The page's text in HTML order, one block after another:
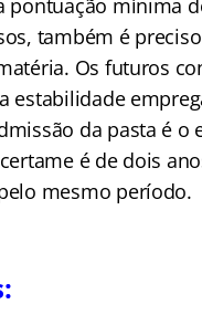
também é
Os futuros
estabilidade
da pasta é o
é de dois
mesmo período.